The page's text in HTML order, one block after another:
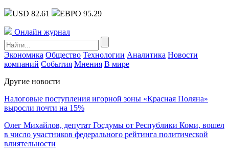
USD 82.61 ЕВРО 95.29
Онлайн журнал
Экономика Общество Технологии Аналитика Новости
компаний События Мнения В мире
Другие новости
Налоговые поступления игорной зоны «Красная Поляна»
выросли почти на 15%
Олег Михайлов, депутат Госдумы от Республики Коми, вошел
в число участников федерального рейтинга политической
влиятельности